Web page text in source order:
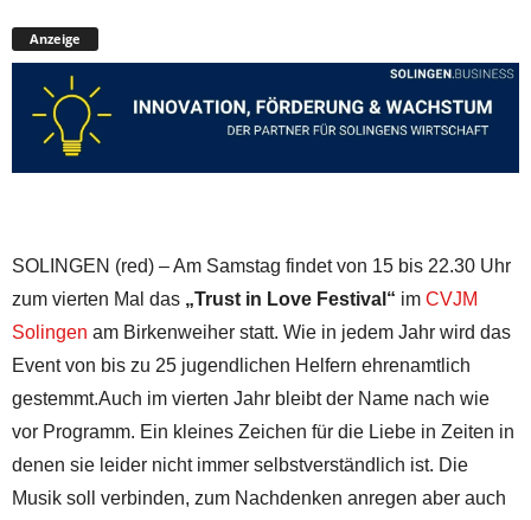
Anzeige
SOLINGEN (red) – Am Samstag findet von 15 bis 22.30 Uhr
zum vierten Mal das „Trust in Love Festival“ im CVJM
Solingen am Birkenweiher statt. Wie in jedem Jahr wird das
Event von bis zu 25 jugendlichen Helfern ehrenamtlich
gestemmt.Auch im vierten Jahr bleibt der Name nach wie
vor Programm. Ein kleines Zeichen für die Liebe in Zeiten in
denen sie leider nicht immer selbstverständlich ist. Die
Musik soll verbinden, zum Nachdenken anregen aber auch